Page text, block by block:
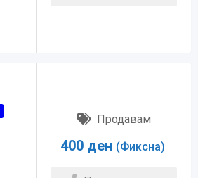
Продавам
400 ден (Фиксна)